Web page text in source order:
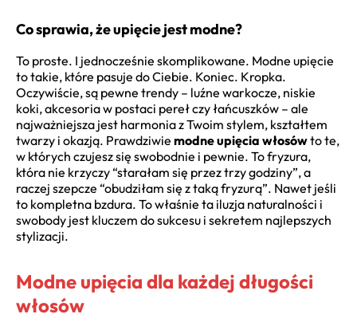
Co sprawia, że upięcie jest modne?
To proste. I jednocześnie skomplikowane. Modne upięcie
to takie, które pasuje do Ciebie. Koniec. Kropka.
Oczywiście, są pewne trendy – luźne warkocze, niskie
koki, akcesoria w postaci pereł czy łańcuszków – ale
najważniejsza jest harmonia z Twoim stylem, kształtem
twarzy i okazją. Prawdziwie modne upięcia włosówto te,
w których czujesz się swobodnie i pewnie. To fryzura,
która nie krzyczy “starałam się przez trzy godziny”, a
raczej szepcze “obudziłam się z taką fryzurą”. Nawet jeśli
to kompletna bzdura. To właśnie ta iluzja naturalności i
swobody jest kluczem do sukcesu i sekretem najlepszych
stylizacji.
Modne upięcia dla każdej długości
włosów